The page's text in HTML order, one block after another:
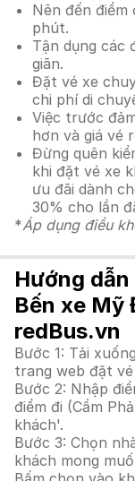
Nên đến điểm
phút.
Tận dụng các
giãn.
Đặt vé xe
chi phí di
Việc trước
hơn và giá vé
Đừng quên
khi đặt vé xe
ưu đãi dành
30% cho lần
*Áp dụng điều
Hướng
Bến xe Mỹ
redBus.vn
Bước 1: Tải
trang web đặt
Bước 2: Nhập
điểm đi (Cẩm
khách'.
Bước 3: Chọn
khách mong